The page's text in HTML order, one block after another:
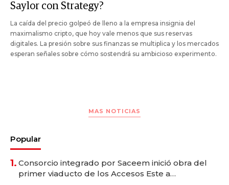
Saylor con Strategy?
La caída del precio golpeó de lleno a la empresa insignia del
maximalismo cripto, que hoy vale menos que sus reservas
digitales. La presión sobre sus finanzas se multiplica y los mercados
esperan señales sobre cómo sostendrá su ambicioso experimento.
MAS NOTICIAS
Popular
1. Consorcio integrado por Saceem inició obra del
primer viaducto de los Accesos Este a